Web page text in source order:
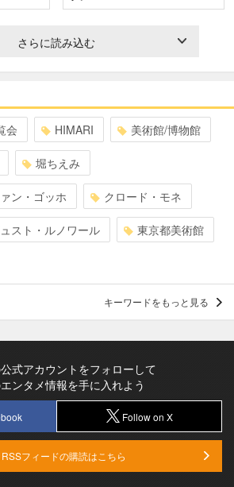
さらに読み込む
会 HIMARI 美術館/博物館
堀ちえみ
ン・ゴッホ クロード・モネ
スト・ルノワール 東京都美術館
キーワードをもっと見る
式アカウントをフォローして
ンタメ情報を手に入れよう
Follow on X
フィードの購読はこちら